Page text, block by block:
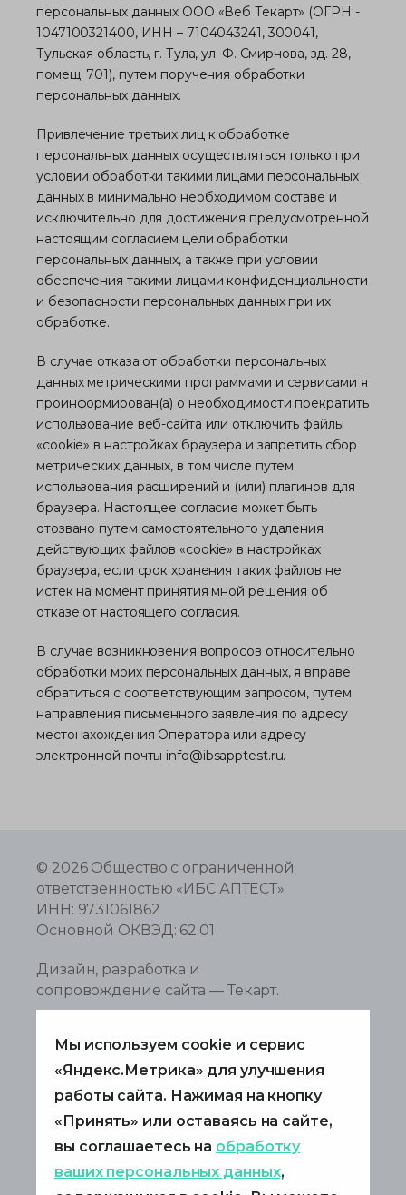
персональных данных ООО «Веб Текарт» (ОГРН -
1047100321400, ИНН – 7104043241, 300041,
Тульская область, г. Тула, ул. Ф. Смирнова, зд. 28,
помещ. 701), путем поручения обработки
персональных данных.
Привлечение третьих лиц к обработке
персональных данных осуществляться только при
условии обработки такими лицами персональных
данных в минимально необходимом составе и
исключительно для достижения предусмотренной
настоящим согласием цели обработки
персональных данных, а также при условии
обеспечения такими лицами конфиденциальности
и безопасности персональных данных при их
обработке.
В случае отказа от обработки персональных
данных метрическими программами и сервисами я
проинформирован(а) о необходимости прекратить
использование веб-сайта или отключить файлы
«cookie» в настройках браузера и запретить сбор
метрических данных, в том числе путем
использования расширений и (или) плагинов для
браузера. Настоящее согласие может быть
отозвано путем самостоятельного удаления
действующих файлов «cookie» в настройках
браузера, если срок хранения таких файлов не
истек на момент принятия мной решения об
отказе от настоящего согласия.
В случае возникновения вопросов относительно
обработки моих персональных данных, я вправе
обратиться с соответствующим запросом, путем
направления письменного заявления по адресу
местонахождения Оператора или адресу
электронной почты info@ibsapptest.ru.
© 2026 Общество с ограниченной
ответственностью «ИБС АПТЕСТ»
ИНН: 9731061862
Основной ОКВЭД: 62.01
Дизайн, разработка и
сопровождение сайта — Текарт.
121205, г. Москва,
ш. Дмитровское, д. 9Б
Антикоррупционная политика
Политика в области обработки
персональных данных
+7 495 967 8080
Мы используем cookie и сервис
«Яндекс.Метрика» для улучшения
работы сайта. Нажимая на кнопку
«Принять» или оставаясь на сайте,
вы соглашаетесь на обработку
ваших персональных данных,